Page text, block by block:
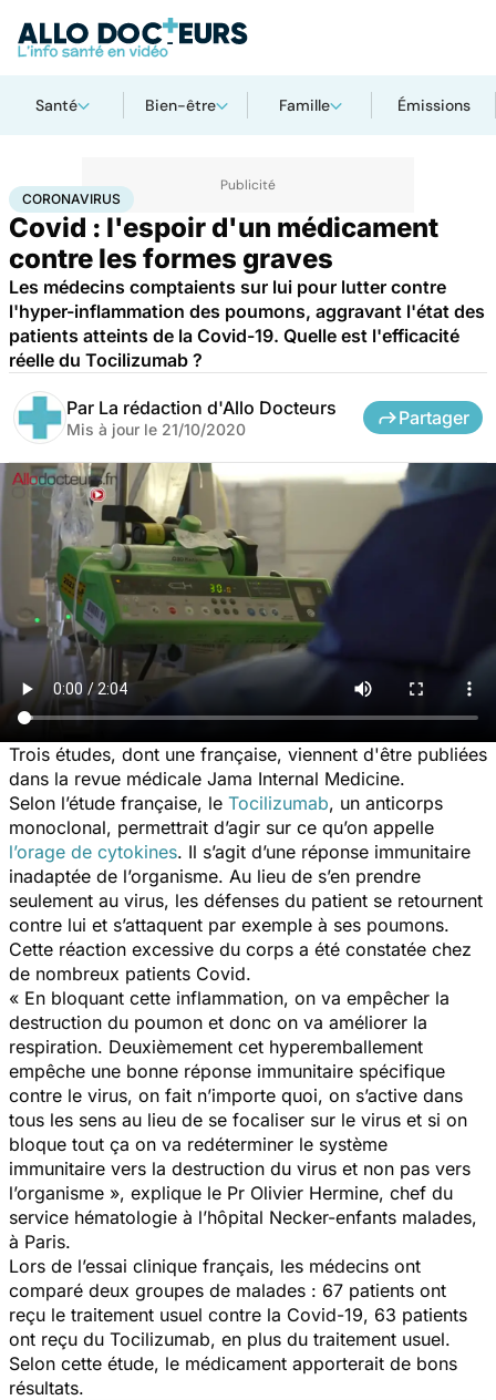
Santé Bien-être Famille Émissions
AccueilSantéMaladies Coronavirus
CORONAVIRUS
Covid : l'espoir d'un médicament
contre les formes graves
Les médecins comptaients sur lui pour lutter contre
l'hyper-inflammation des poumons, aggravant l'état des
patients atteints de la Covid-19. Quelle est l'efficacité
réelle du Tocilizumab ?
Par La rédaction d'Allo Docteurs
Mis à jour le 21/10/2020
Partager
Trois études, dont une française, viennent d'être publiées
dans la revue médicale Jama Internal Medicine.
Selon l’étude française, le Tocilizumab, un anticorps
monoclonal, permettrait d’agir sur ce qu’on appelle
l’orage de cytokines. Il s’agit d’une réponse immunitaire
inadaptée de l’organisme. Au lieu de s’en prendre
seulement au virus, les défenses du patient se retournent
contre lui et s’attaquent par exemple à ses poumons.
Cette réaction excessive du corps a été constatée chez
de nombreux patients Covid.
« En bloquant cette inflammation, on va empêcher la
destruction du poumon et donc on va améliorer la
respiration. Deuxièmement cet hyperemballement
empêche une bonne réponse immunitaire spécifique
contre le virus, on fait n’importe quoi, on s’active dans
tous les sens au lieu de se focaliser sur le virus et si on
bloque tout ça on va redéterminer le système
immunitaire vers la destruction du virus et non pas vers
l’organisme », explique le Pr Olivier Hermine, chef du
service hématologie à l’hôpital Necker-enfants malades,
à Paris.
Lors de l’essai clinique français, les médecins ont
comparé deux groupes de malades : 67 patients ont
reçu le traitement usuel contre la Covid-19, 63 patients
ont reçu du Tocilizumab, en plus du traitement usuel.
Selon cette étude, le médicament apporterait de bons
résultats.